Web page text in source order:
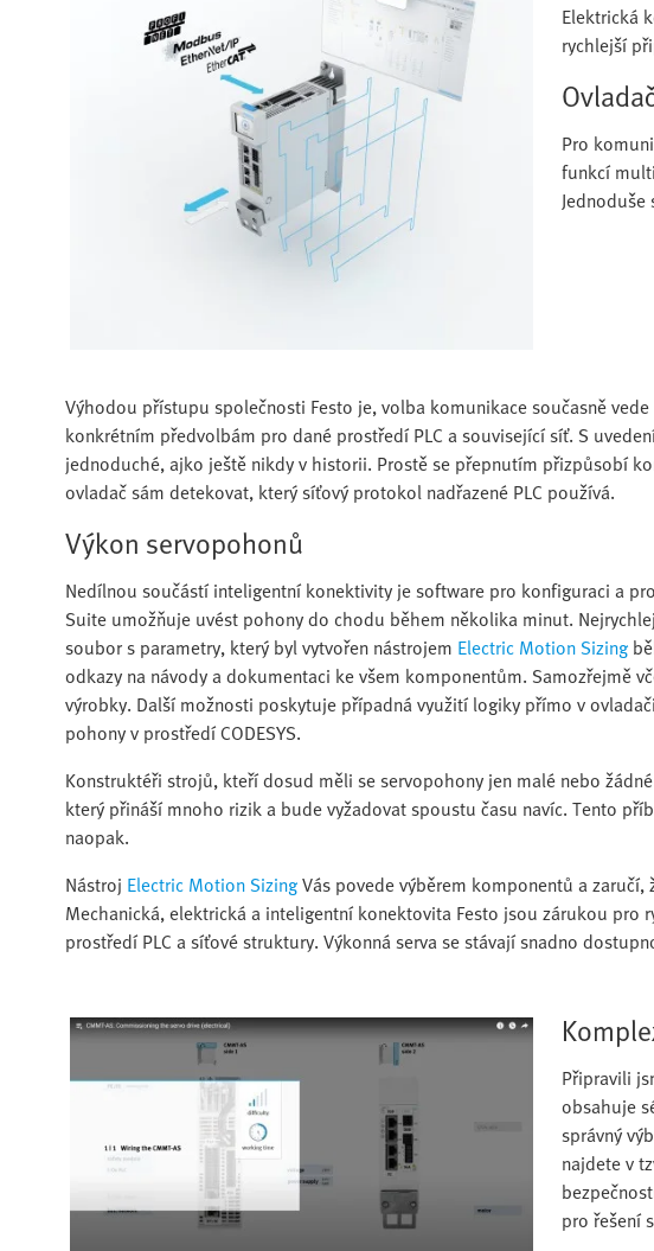
Elektrická
rychlejší
Pro
funkcí
Výhodou přístupu společnosti Festo je, volba komunikace současně
konkrétním předvolbám pro dané prostředí PLC a související síť. S
jednoduché, ajko ještě nikdy v historii. Prostě se přepnutím přizpůsobí
ovladač sám detekovat, který síťový protokol nadřazené PLC používá.
Výkon servopohonů
Nedílnou součástí inteligentní konektivity je software pro konfiguraci a
Suite umožňuje uvést pohony do chodu během několika minut.
soubor s parametry, který byl vytvořen nástrojem Electric Motion Sizing
odkazy na návody a dokumentaci ke všem komponentům. Samozřejmě
výrobky. Další možnosti poskytuje případná využití logiky přímo v
pohony v prostředí CODESYS.
Konstruktéři strojů, kteří dosud měli se servopohony jen malé nebo
který přináší mnoho rizik a bude vyžadovat spoustu času navíc. Tento
naopak.
Nástroj Electric Motion SizingVás povede výběrem komponentů a
Mechanická, elektrická a inteligentní konektovita Festo jsou zárukou
prostředí PLC a síťové struktury. Výkonná serva se stávají snadno
Připravili
obsahuje
správný
najdete v
pro řešení